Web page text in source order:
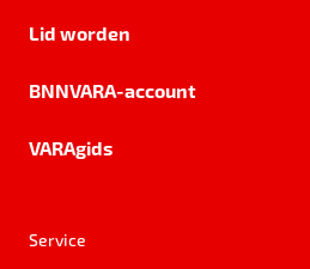
Lid worden
BNNVARA-account
VARAgids
Service